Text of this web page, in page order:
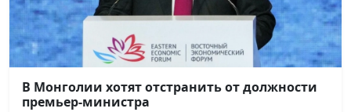
В Монголии хотят отстранить от должности
премьер-министра